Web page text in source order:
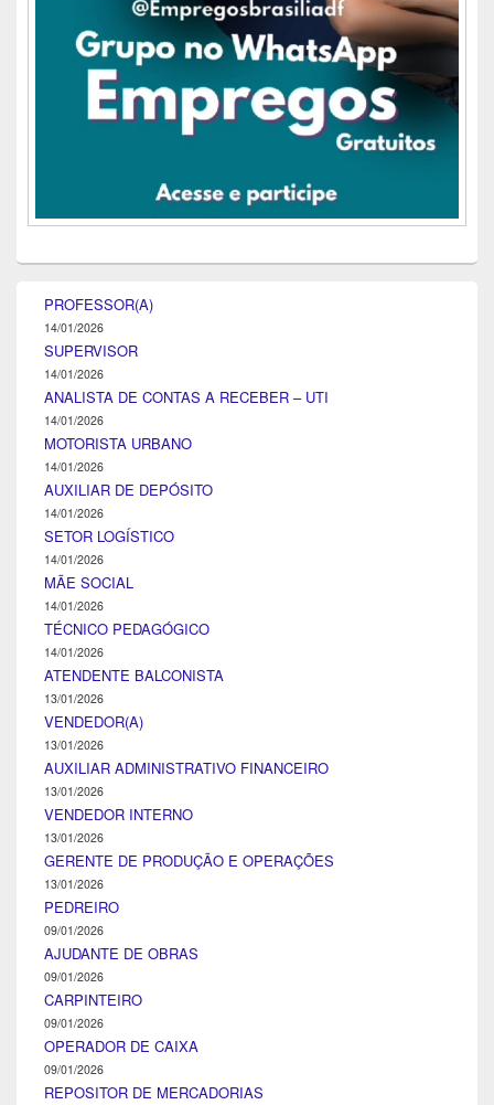
PROFESSOR(A)
14/01/2026
SUPERVISOR
14/01/2026
ANALISTA DE CONTAS A RECEBER – UTI
14/01/2026
MOTORISTA URBANO
14/01/2026
AUXILIAR DE DEPÓSITO
14/01/2026
SETOR LOGÍSTICO
14/01/2026
MÃE SOCIAL
14/01/2026
TÉCNICO PEDAGÓGICO
14/01/2026
ATENDENTE BALCONISTA
13/01/2026
VENDEDOR(A)
13/01/2026
AUXILIAR ADMINISTRATIVO FINANCEIRO
13/01/2026
VENDEDOR INTERNO
13/01/2026
GERENTE DE PRODUÇÃO E OPERAÇÕES
13/01/2026
PEDREIRO
09/01/2026
AJUDANTE DE OBRAS
09/01/2026
CARPINTEIRO
09/01/2026
OPERADOR DE CAIXA
09/01/2026
REPOSITOR DE MERCADORIAS